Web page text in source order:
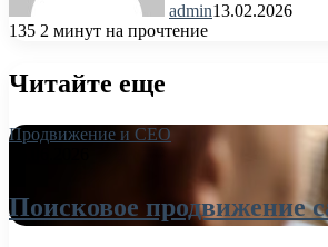
admin13.02.2026
135 2 минут на прочтение
Читайте еще
Продвижение и СЕО
Поисковое продвижение